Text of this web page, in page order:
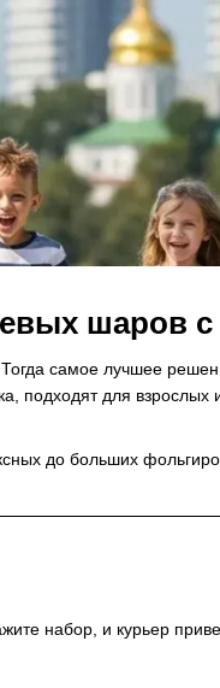
шаров с
Тогда самое лучшее
подходят для взрослых
до больших
набор, и курьер